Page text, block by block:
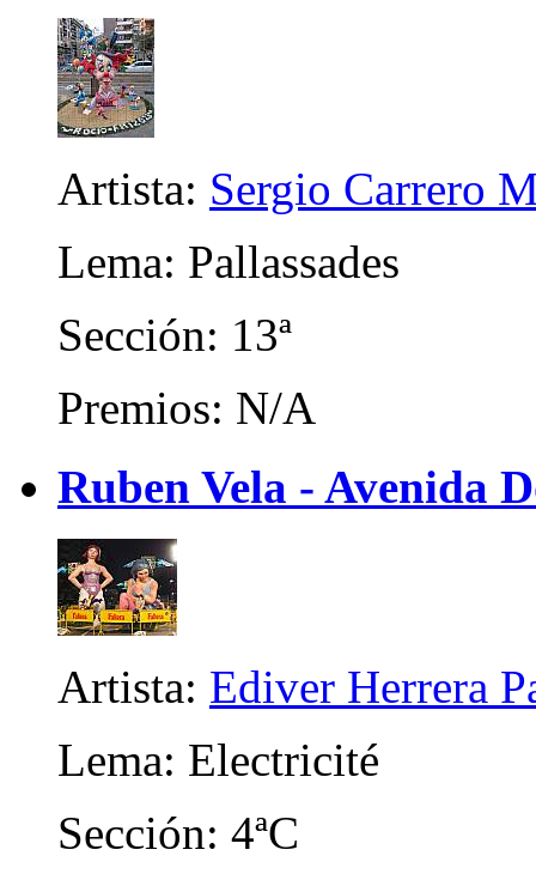
Artista: Sergio Carrero
Lema: Pallassades
Sección: 13ª
Premios: N/A
Ruben Vela - Avenida
Artista: Ediver Herrera
Lema: Electricité
Sección: 4ªC